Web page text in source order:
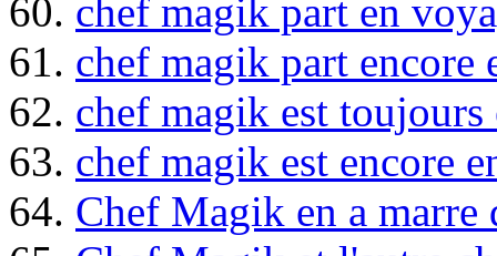
60. chef magik part en
61. chef magik part encore
62. chef magik est toujours
63. chef magik est encore
64. Chef Magik en a marre